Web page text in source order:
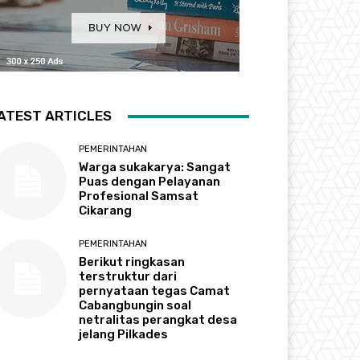
ARTICLES
PEMERINTAHAN
Warga sukakarya: Sangat
Puas dengan Pelayanan
Profesional Samsat
Cikarang
PEMERINTAHAN
Berikut ringkasan
terstruktur dari
pernyataan tegas Camat
Cabangbungin soal
netralitas perangkat desa
jelang Pilkades